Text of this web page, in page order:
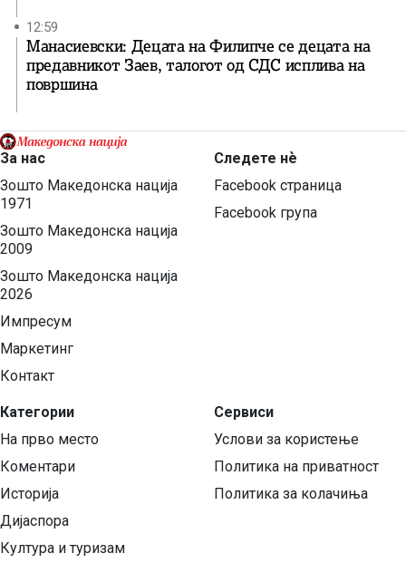
12:59
Манасиевски: Децата на Филипче се децата на
предавникот Заев, талогот од СДС исплива на
површина
За нас
Зошто Македонска нација
1971
Зошто Македонска нација
2009
Зошто Македонска нација
2026
Импресум
Маркетинг
Контакт
Категории
На прво место
Коментари
Историја
Дијаспора
Култура и туризам
Следете нѐ
Facebook страница
Facebook група
Сервиси
Услови за користење
Политика на приватност
Политика за колачиња